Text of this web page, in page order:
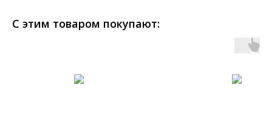
С этим товаром покупают: